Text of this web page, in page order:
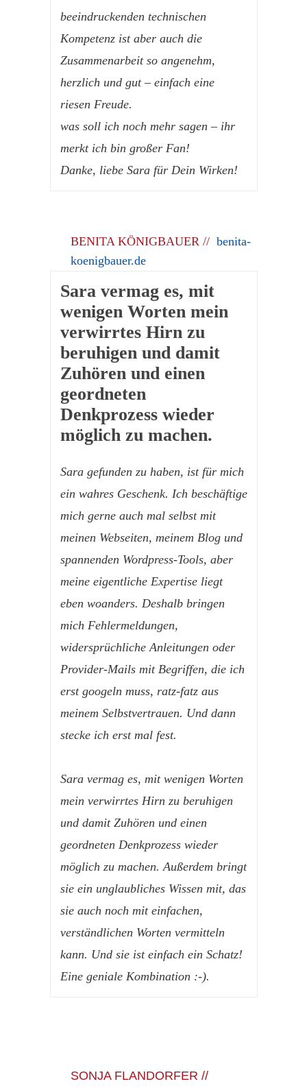
beeindruckenden technischen
Kompetenz ist aber auch die
Zusammenarbeit so angenehm,
herzlich und gut – einfach eine
riesen Freude.
was soll ich noch mehr sagen – ihr
merkt ich bin großer Fan!
Danke, liebe Sara für Dein Wirken!
BENITA KÖNIGBAUER // benita-
koenigbauer.de
Sara vermag es, mit
wenigen Worten mein
verwirrtes Hirn zu
beruhigen und damit
Zuhören und einen
geordneten
Denkprozess wieder
möglich zu machen.
Sara gefunden zu haben, ist für mich
ein wahres Geschenk. Ich beschäftige
mich gerne auch mal selbst mit
meinen Webseiten, meinem Blog und
spannenden Wordpress-Tools, aber
meine eigentliche Expertise liegt
eben woanders. Deshalb bringen
mich Fehlermeldungen,
widersprüchliche Anleitungen oder
Provider-Mails mit Begriffen, die ich
erst googeln muss, ratz-fatz aus
meinem Selbstvertrauen. Und dann
stecke ich erst mal fest.
Sara vermag es, mit wenigen Worten
mein verwirrtes Hirn zu beruhigen
und damit Zuhören und einen
geordneten Denkprozess wieder
möglich zu machen. Außerdem bringt
sie ein unglaubliches Wissen mit, das
sie auch noch mit einfachen,
verständlichen Worten vermitteln
kann. Und sie ist einfach ein Schatz!
Eine geniale Kombination :-).
SONJA FLANDORFER //